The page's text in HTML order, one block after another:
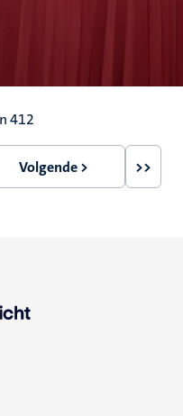
412
Volgende
Volgende > >>